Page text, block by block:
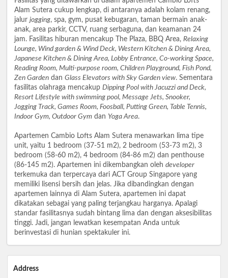
Alam Sutera cukup lengkap, di antaranya adalah kolam renang,
jalur jogging, spa, gym, pusat kebugaran, taman bermain anak-
anak, area parkir, CCTV, ruang serbaguna, dan keamanan 24
jam. Fasilitas hiburan mencakup The Plaza, BBQ Area, Relaxing
Lounge, Wind garden & Wind Deck, Western Kitchen & Dining Area,
Japanese Kitchen & Dining Area, Lobby Entrance, Co-working Space,
Reading Room, Multi-purpose room, Children Playground, Fish Pond,
Zen Garden dan Glass Elevators with Sky Garden view. Sementara
fasilitas olahraga mencakup Dipping Pool with Jacuzzi and Deck,
Resort Lifestyle with swimming pool, Message Jets, Snooker,
Jogging Track, Games Room, Foosball, Putting Green, Table Tennis,
Indoor Gym, Outdoor Gym dan Yoga Area.
Apartemen Cambio Lofts Alam Sutera menawarkan lima tipe
unit, yaitu 1 bedroom (37-51 m2), 2 bedroom (53-73 m2), 3
bedroom (58-60 m2), 4 bedroom (84-86 m2) dan penthouse
(86-145 m2). Apartemen ini dikembangkan oleh developer
terkemuka dan terpercaya dari ACT Group Singapore yang
memiliki lisensi bersih dan jelas. Jika dibandingkan dengan
apartemen lainnya di Alam Sutera, apartemen ini dapat
dikatakan sebagai yang paling terjangkau harganya. Apalagi
standar fasilitasnya sudah bintang lima dan dengan aksesibilitas
tinggi. Jadi, jangan lewatkan kesempatan Anda untuk
berinvestasi di hunian spektakuler ini.
Address